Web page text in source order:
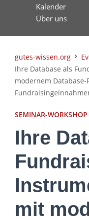
Kalender
Über uns
gutes-wissen.org
Ihre Database als
modernem
SEMINAR-WORKSHOP
Ihre
mit